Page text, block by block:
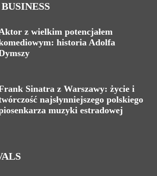
z wielkim potencjałem
historia Adolfa
Sinatra z Warszawy: życie i
najsłynniejszego polskiego
muzyki estradowej